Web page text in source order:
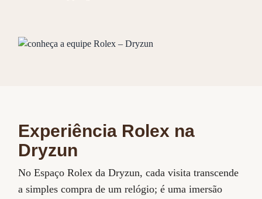
Experiência Rolex na
Dryzun
No Espaço Rolex da Dryzun, cada visita transcende
a simples compra de um relógio; é uma imersão